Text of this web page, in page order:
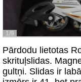
1/9
Pārdodu lietotas
skrituļslidas.
gultņi. Slidas ir